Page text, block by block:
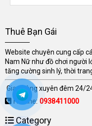
Thuê Bạn Gái
Website chuyên cung cấp
Nam Nữ như đồ chơi người
tăng cường sinh lý, thời
Giao hàng xuyên đêm 24/
Hotline:0938411000
Category